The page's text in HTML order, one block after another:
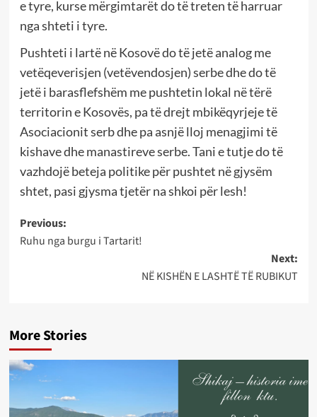
e tyre, kurse mërgimtarët do të treten të harruar
nga shteti i tyre.
Pushteti i lartë në Kosovë do të jetë analog me
vetëqeverisjen (vetëvendosjen) serbe dhe do të
jetë i barasflefshëm me pushtetin lokal në tërë
territorin e Kosovës, pa të drejt mbikëqyrjeje të
Asociacionit serb dhe pa asnjë lloj menagjimi të
kishave dhe manastireve serbe. Tani e tutje do të
vazhdojë beteja politike për pushtet në gjysëm
shtet, pasi gjysma tjetër na shkoi për lesh!
Post
navigation
Previous:
Ruhu nga burgu i Tartarit!
Next:
NË KISHËN E LASHTË TË RUBIKUT
More Stories